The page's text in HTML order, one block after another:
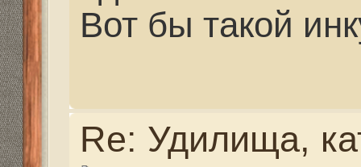
raf7771@yandex.ru
2017, 18:11